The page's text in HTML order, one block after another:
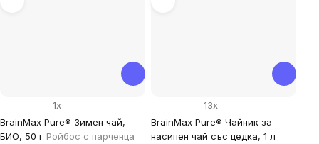
BrainMax Pure® Зимен чай,
БИО, 50 г Ройбос с парченца
1x
BrainMax Pure® Чайник за
насипен чай със цедка, 1 л
13x